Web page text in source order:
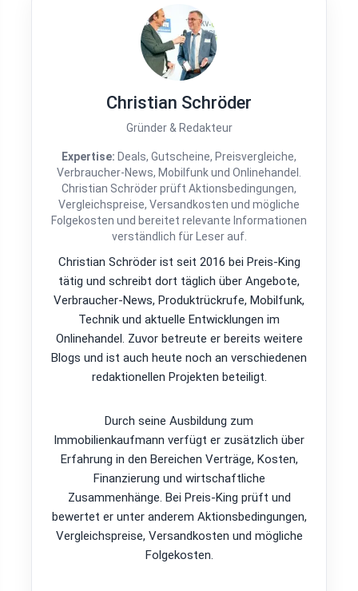
Christian Schröder
Gründer & Redakteur
Expertise: Deals, Gutscheine, Preisvergleiche,
Verbraucher-News, Mobilfunk und Onlinehandel.
Christian Schröder prüft Aktionsbedingungen,
Vergleichspreise, Versandkosten und mögliche
Folgekosten und bereitet relevante Informationen
verständlich für Leser auf.
Christian Schröder ist seit 2016 bei Preis-King
tätig und schreibt dort täglich über Angebote,
Verbraucher-News, Produktrückrufe, Mobilfunk,
Technik und aktuelle Entwicklungen im
Onlinehandel. Zuvor betreute er bereits weitere
Blogs und ist auch heute noch an verschiedenen
redaktionellen Projekten beteiligt.
Durch seine Ausbildung zum
Immobilienkaufmann verfügt er zusätzlich über
Erfahrung in den Bereichen Verträge, Kosten,
Finanzierung und wirtschaftliche
Zusammenhänge. Bei Preis-King prüft und
bewertet er unter anderem Aktionsbedingungen,
Vergleichspreise, Versandkosten und mögliche
Folgekosten.